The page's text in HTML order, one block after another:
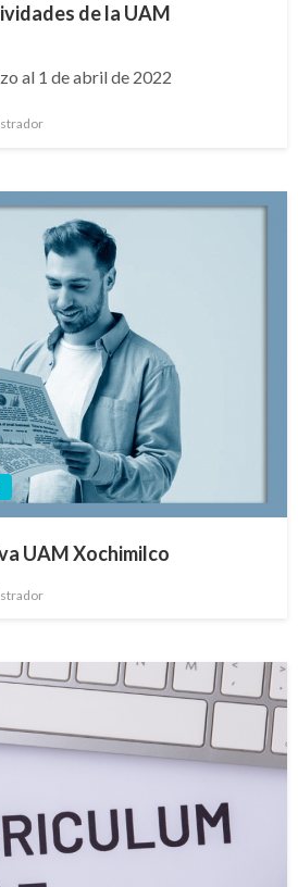
de la UAM
al 1 de abril de 2022
UAM Xochimilco